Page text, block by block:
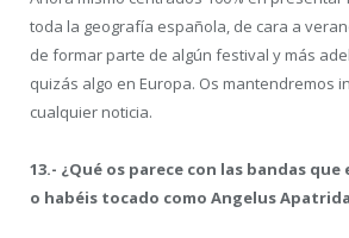
toda la geografía española, de cara a
de formar parte de algún festival y más
quizás algo en Europa. Os mantendremos
cualquier noticia.
13.- ¿Qué os parece con las bandas
o habéis tocado como Angelus